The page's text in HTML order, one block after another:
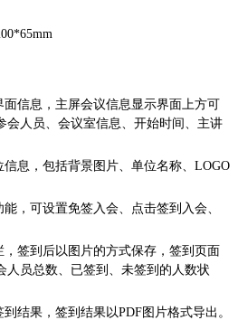
面信息，主屏会议信息显示界面上方可
会人员、会议室信息、开始时间、主讲
信息，包括背景图片、单位名称、LOGO
，可设置免签入会、点击签到入会、
，签到后以图片的方式保存，签到页面
人员总数、已签到、未签到的人数状
结果，签到结果以PDF图片格式导出。